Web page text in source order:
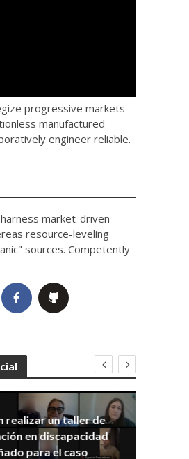
progressive markets
manufactured
engineer reliable.
market-driven
resource-leveling
sources. Competently
realizar un taller de
en discapacidad
para el caso